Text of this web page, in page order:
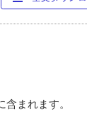
まれます。